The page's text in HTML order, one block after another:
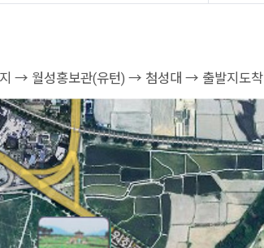
→ 월성홍보관(유턴) → 첨성대 → 출발지도착